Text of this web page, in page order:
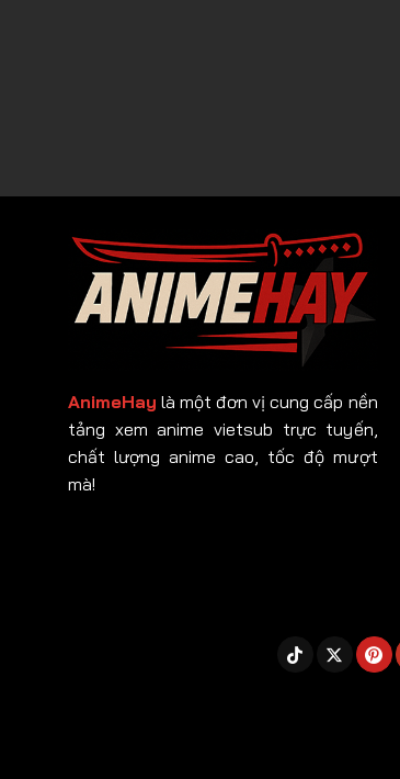
AnimeHay là một đơn vị cung cấp nền
tảng xem anime vietsub trực tuyến,
chất lượng anime cao, tốc độ mượt
mà!